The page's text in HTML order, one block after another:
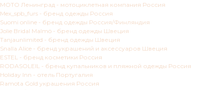
МОТО Ленинград - мотоциклетная компания Россия
Mex_spb_furs - бренд одежды Россия
Suomi online - бренд одежды Россия/Финляндия
Jolie Bridal Malmö - бренд одежды Швеция
Tanjaunlimited - бренд одежды Швеция
Snalla Alice - бренд украшений и аксессуаров Швеция
ESTEL - бренд косметики Россия
RODASOLEIL - бренд купальников и пляжной одежды Россия
Holiday Inn - отель Португалия
Ramota Gold украшения Россия